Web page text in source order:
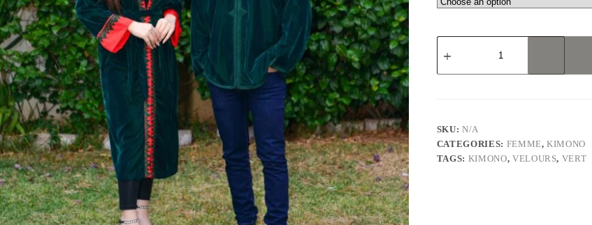
Kimono
femmes
tissu
quantity
SKU:N/A
CATEGORIES: FEMME,KIMONO
TAGS: KIMONO, VELOURS, VERT